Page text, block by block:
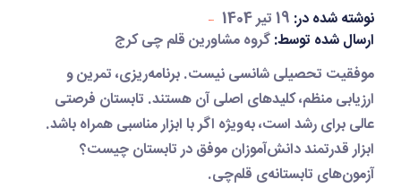
نوشته شده در:19 تیر 1404
ارسال شده توسط:گروه مشاورین قلم چی کرج
موفقیت تحصیلی شانسی نیست. برنامه‌ریزی، تمرین و
ارزیابی منظم، کلیدهای اصلی آن هستند. تابستان فرصتی
عالی برای رشد است، به‌ویژه اگر با ابزار مناسبی همراه باشد.
ابزار قدرتمند دانش‌آموزان موفق در تابستان چیست؟
آزمون‌های تابستانه‌ی قلم‌چی.